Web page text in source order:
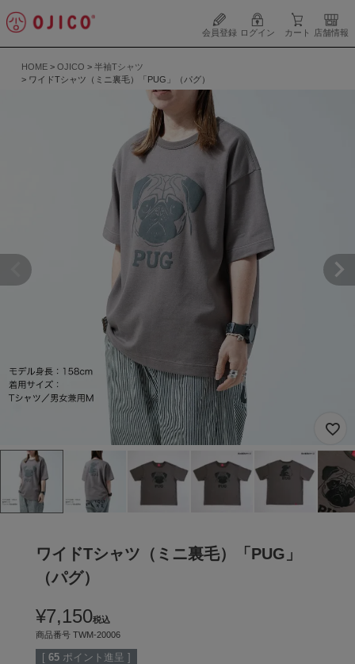
会員登録 ログイン カート 店舗情報
HOME OJICO
半袖Tシャツ
ワイドTシャツ（ミニ裏毛）「PUG」（パグ）
ワイドTシャツ（ミニ裏毛）「PUG」
（パグ）
¥7,150税込
商品番号 TWM-20006
[ 65 ポイント進呈 ]